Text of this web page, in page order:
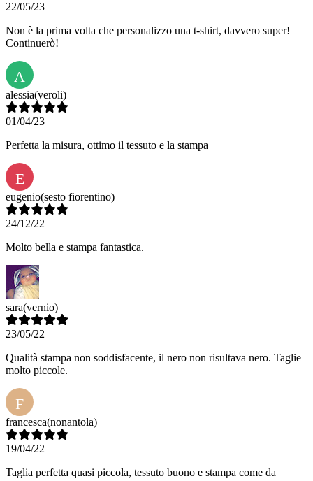
22/05/23
Non è la prima volta che personalizzo una t-shirt, davvero super!
Continuerò!
A
alessia(veroli)
01/04/23
Perfetta la misura, ottimo il tessuto e la stampa
E
eugenio(sesto fiorentino)
24/12/22
Molto bella e stampa fantastica.
sara(vernio)
23/05/22
Qualità stampa non soddisfacente, il nero non risultava nero. Taglie
molto piccole.
F
francesca(nonantola)
19/04/22
Taglia perfetta quasi piccola, tessuto buono e stampa come da